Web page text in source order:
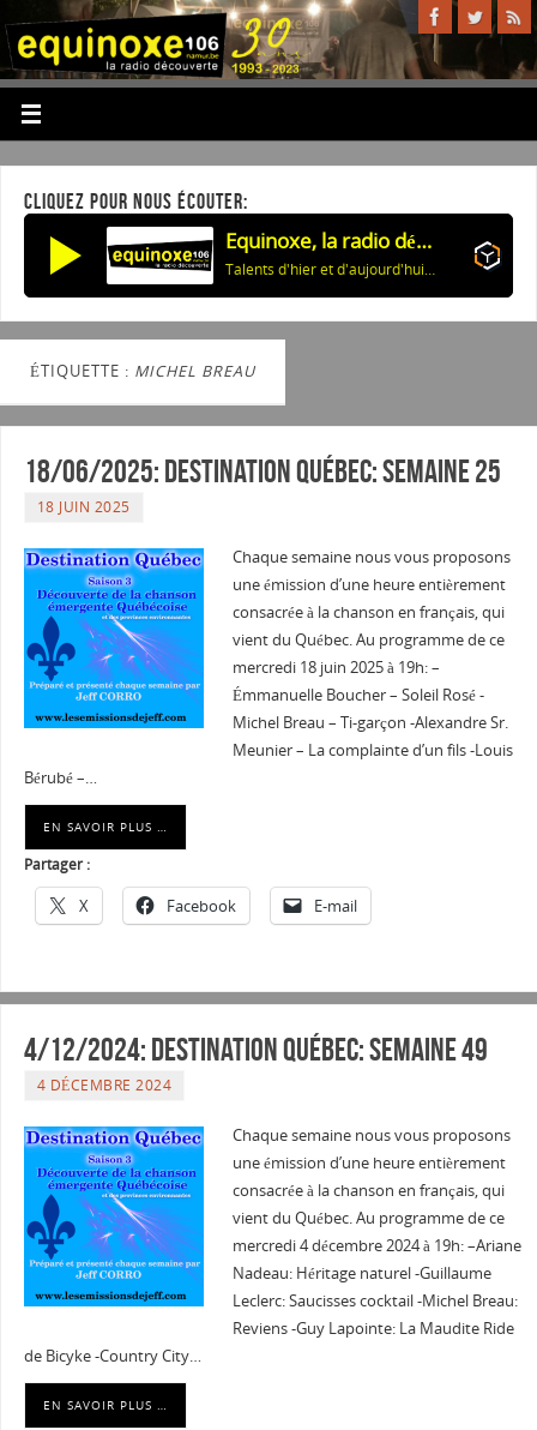
CLIQUEZ POUR NOUS ÉCOUTER:
Equinoxe, la radio découverte
Talents d'hier et d'aujourd'hui: Bobby Darin
ÉTIQUETTE : MICHEL BREAU
18/06/2025: Destination Québec: semaine 25
18 JUIN 2025
Chaque semaine nous vous proposons
une émission d’une heure entièrement
consacrée à la chanson en français, qui
vient du Québec. Au programme de ce
mercredi 18 juin 2025 à 19h: –
Émmanuelle Boucher – Soleil Rosé -
Michel Breau – Ti-garçon -Alexandre Sr.
Meunier – La complainte d’un fils -Louis
Bérubé –…
EN SAVOIR PLUS …
Partager :
X Facebook E-mail
4/12/2024: Destination Québec: semaine 49
4 DÉCEMBRE 2024
Chaque semaine nous vous proposons
une émission d’une heure entièrement
consacrée à la chanson en français, qui
vient du Québec. Au programme de ce
mercredi 4 décembre 2024 à 19h: –Ariane
Nadeau: Héritage naturel -Guillaume
Leclerc: Saucisses cocktail -Michel Breau:
Reviens -Guy Lapointe: La Maudite Ride
de Bicyke -Country City…
EN SAVOIR PLUS …